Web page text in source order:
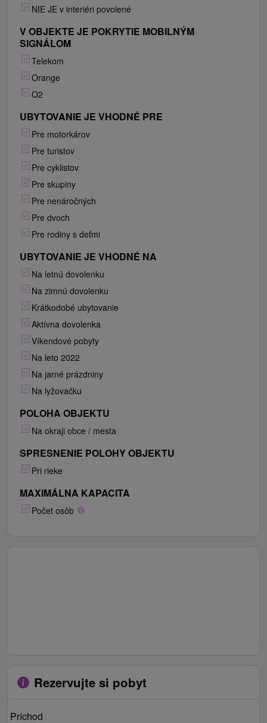
NIE JE v interiéri povolené
V OBJEKTE JE POKRYTIE MOBILNÝM
SIGNÁLOM
Telekom
Orange
O2
UBYTOVANIE JE VHODNÉ PRE
Pre motorkárov
Pre turistov
Pre cyklistov
Pre skupiny
Pre nenáročných
Pre dvoch
Pre rodiny s deťmi
UBYTOVANIE JE VHODNÉ NA
Na letnú dovolenku
Na zimnú dovolenku
Krátkodobé ubytovanie
Aktívna dovolenka
Víkendové pobyty
Na leto 2022
Na jarné prázdniny
Na lyžovačku
POLOHA OBJEKTU
Na okraji obce / mesta
SPRESNENIE POLOHY OBJEKTU
Pri rieke
MAXIMÁLNA KAPACITA
Počet osôb
Rezervujte si pobyt
Príchod